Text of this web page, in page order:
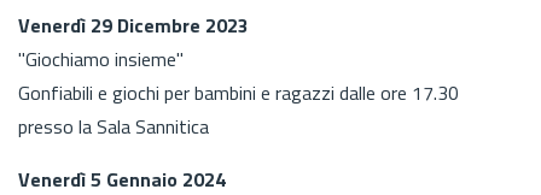
Venerdì 29 Dicembre 2023
"Giochiamo insieme"
Gonfiabili e giochi per bambini e ragazzi dalle ore 17.30
presso la Sala Sannitica
Venerdì 5 Gennaio 2024